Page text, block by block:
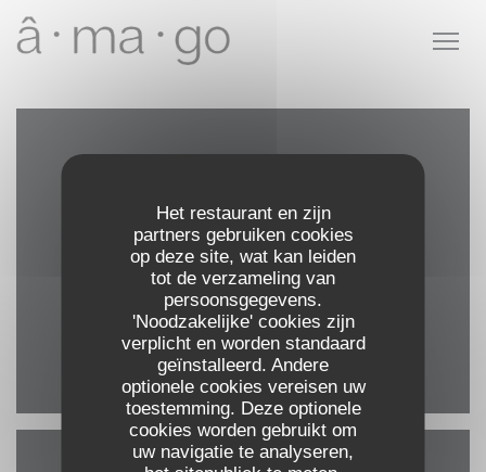
Cookies beheer paneel
Het restaurant en zijn
partners gebruiken cookies
op deze site, wat kan leiden
tot de verzameling van
persoonsgegevens.
'Noodzakelijke' cookies zijn
verplicht en worden standaard
geïnstalleerd. Andere
optionele cookies vereisen uw
toestemming. Deze optionele
cookies worden gebruikt om
uw navigatie te analyseren,
41C Rua da Alegria 1250-182 Lisboa
913 701 177
Facebook ((opent in een
Instagram ((opent in